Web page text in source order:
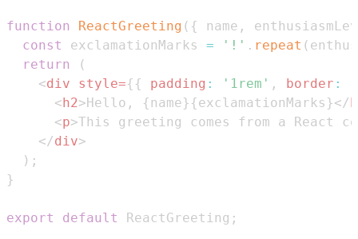
function ReactGreeting ( { name ,
const
exclamationMarks = '!' . repeat (
return
(
<div style={ { padding : '1rem' , border :
<h2>Hello, {name} {exclamationMarks }</
<p>This greeting comes from a React
</div>
) ;
}
export default ReactGreeting ;